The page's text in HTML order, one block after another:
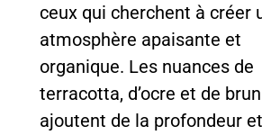
ceux qui cherchent à créer
atmosphère apaisante et
organique. Les nuances de
terracotta, d’ocre et de
ajoutent de la profondeur